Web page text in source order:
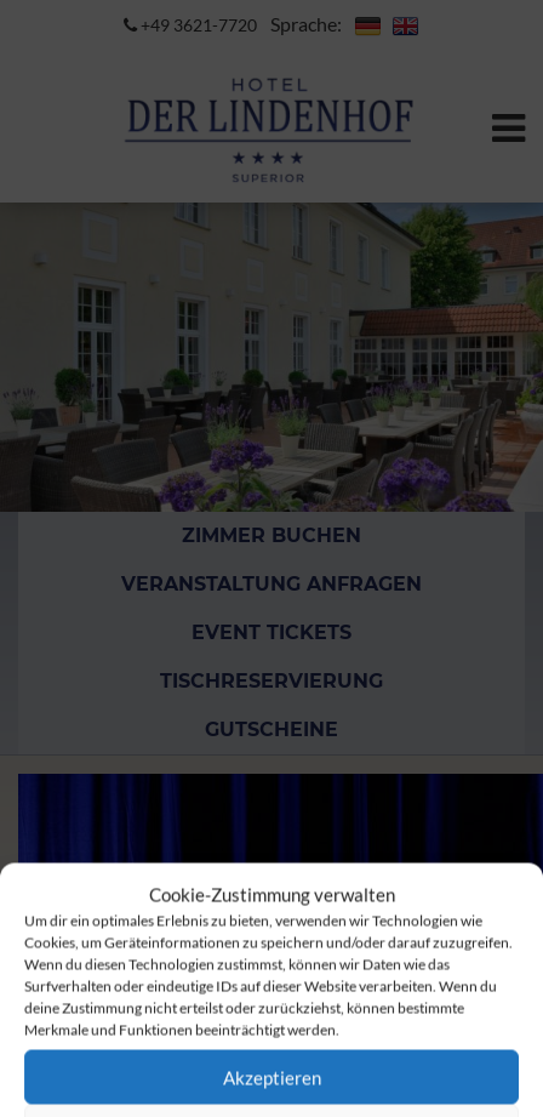
Cookie-Zustimmung verwalten
Um dir ein optimales Erlebnis zu bieten, verwenden wir Technologien wie
Cookies, um Geräteinformationen zu speichern und/oder darauf zuzugreifen.
Wenn du diesen Technologien zustimmst, können wir Daten wie das
Surfverhalten oder eindeutige IDs auf dieser Website verarbeiten. Wenn du
deine Zustimmung nicht erteilst oder zurückziehst, können bestimmte
Merkmale und Funktionen beeinträchtigt werden.
Akzeptieren
+49 3621-7720 Sprache:
ZIMMER BUCHEN
VERANSTALTUNG ANFRAGEN
EVENT TICKETS
TISCHRESERVIERUNG
GUTSCHEINE